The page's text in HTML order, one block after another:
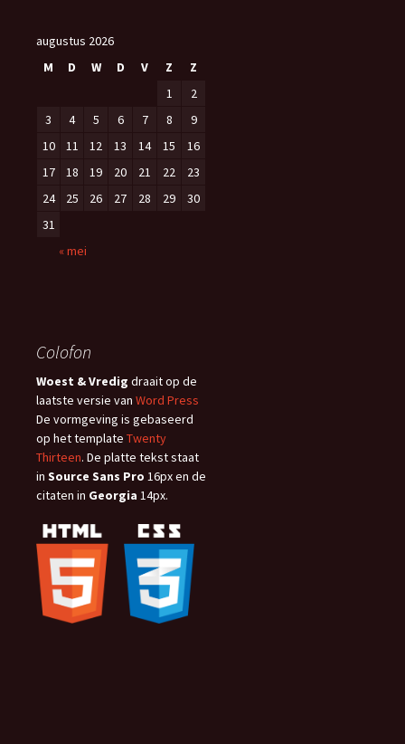
augustus 2026
M
D W D V Z Z
« mei
1
2
3
4 5 6 7 8
9
10
11 12 13 14 15
16
17
18 19 20 21 22
23
24
25 26 27 28 29
30
31
Colofon
Woest & Vredig draait op de
laatste versie van Word Press
De vormgeving is gebaseerd
op het template Twenty
Thirteen. De platte tekst staat
in Source Sans Pro 16px en de
citaten in Georgia 14px.